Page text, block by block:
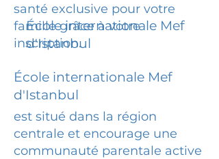
santé exclusive pour votre
famille grâce à votre
inscription.
École internationale Mef
d'Istanbul
École internationale Mef
d'Istanbul
est situé dans la région
centrale et encourage une
communauté parentale active